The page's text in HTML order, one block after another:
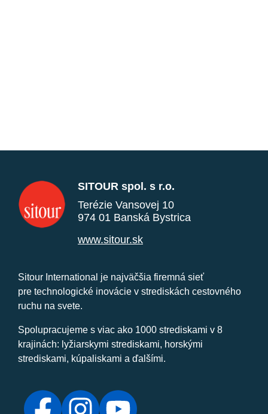
SITOUR spol. s r.o.
Terézie Vansovej 10
974 01 Banská Bystrica
www.sitour.sk
Sitour International je najväčšia firemná sieť
pre technologické inovácie v strediskách cestovného
ruchu na svete.
Spolupracujeme s viac ako 1000 strediskami v 8
krajinách: lyžiarskymi strediskami, horskými
strediskami, kúpaliskami a ďalšími.